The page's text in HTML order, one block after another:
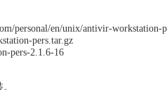
personal/en/unix/antivir-workstation-
pers.tar.gz
pers-2.1.6-16